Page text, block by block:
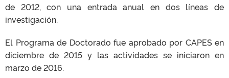
de 2012, con una entrada anual en dos líneas de
investigación.
El Programa de Doctorado fue aprobado por CAPES en
diciembre de 2015 y las actividades se iniciaron en
marzo de 2016.